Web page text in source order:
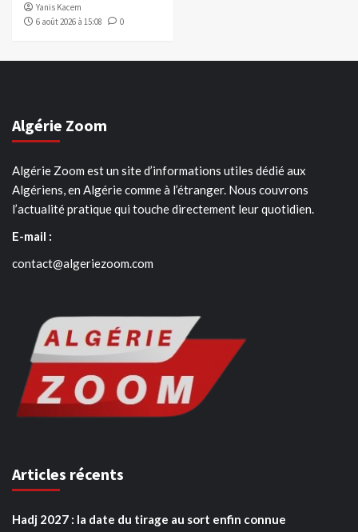
Yanis Kacem
6 août 2026 à 15:08
0
Algérie Zoom
Algérie Zoom est un site d’informations utiles dédié aux
Algériens, en Algérie comme à l’étranger. Nous couvrons
l’actualité pratique qui touche directement leur quotidien.
E-mail :
contact@algeriezoom.com
Articles récents
Hadj 2027 : la date du tirage au sort enfin connue